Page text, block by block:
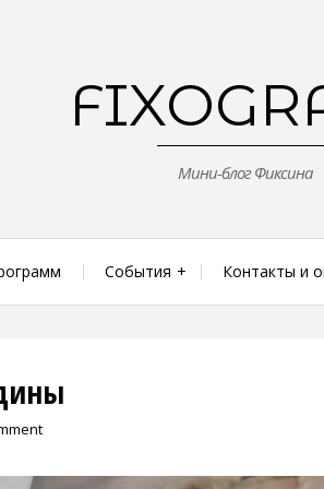
Мини-блог Фиксина
События Контакты и